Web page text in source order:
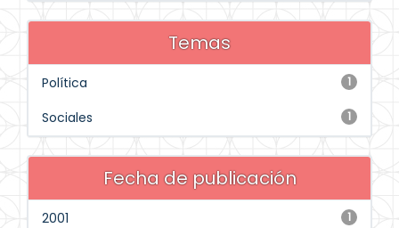
Temas
1
Política
1
Sociales
Fecha de publicación
1
2001